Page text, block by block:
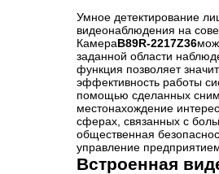
Умное детектирование
видеонаблюдения на
КамераB89R-2217Z36
заданной области
функция позволяет
эффективность работы
помощью сделанных
местонахождение
сферах, связанных с
общественная
управление
Встроенная